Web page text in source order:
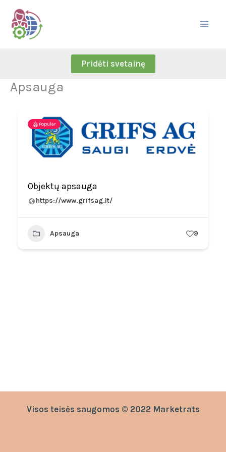
Skip
content
Pridėti svetainę
Apsauga
Popular
Objektų apsauga
https://www.grifsag.lt/
Apsauga 9
Visos teisės saugomos © 2022 Marketrats